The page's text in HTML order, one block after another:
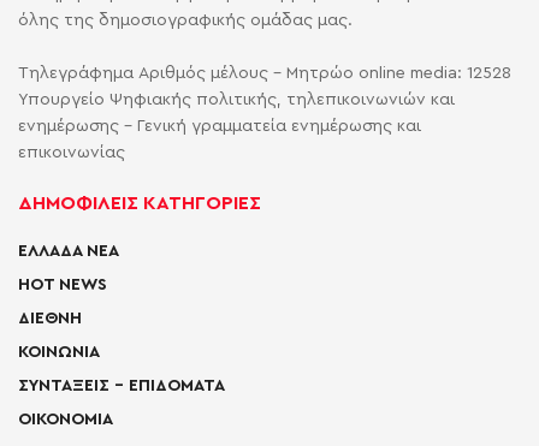
όλης της δημοσιογραφικής ομάδας μας.
Τηλεγράφημα Αριθμός μέλους - Μητρώο online media: 12528
Υπουργείο Ψηφιακής πολιτικής, τηλεπικοινωνιών και
ενημέρωσης - Γενική γραμματεία ενημέρωσης και
επικοινωνίας
ΔΗΜΟΦΙΛΕΙΣ ΚΑΤΗΓΟΡΙΕΣ
ΕΛΛΑΔΑ ΝΕΑ
HOT NEWS
ΔΙΕΘΝΗ
ΚΟΙΝΩΝΙΑ
ΣΥΝΤΑΞΕΙΣ – ΕΠΙΔΟΜΑΤΑ
ΟΙΚΟΝΟΜΙΑ